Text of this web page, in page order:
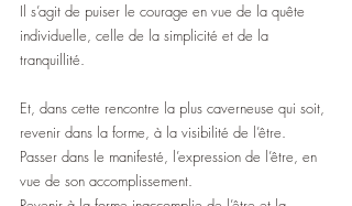
Il s’agit de puiser le courage en vue de la quête
individuelle, celle de la simplicité et de la
tranquillité.
Et, dans cette rencontre la plus caverneuse qui soit,
revenir dans la forme, à la visibilité de l’être.
Passer dans le manifesté, l’expression de l’être, en
vue de son accomplissement.